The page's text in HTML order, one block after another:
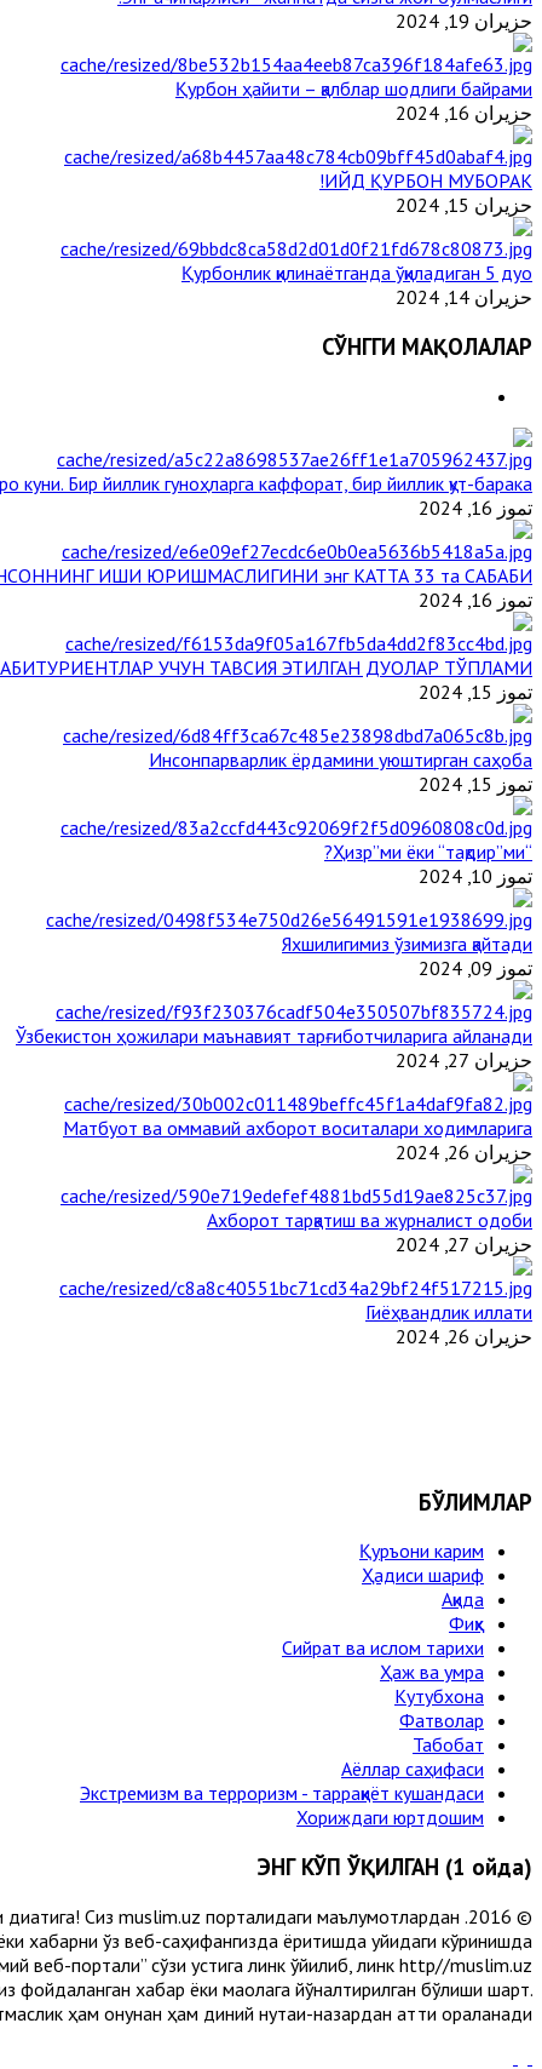
حزيران 19, 2024
Қурбон ҳайити – қалблар шодлиги байрами
حزيران 16, 2024
ИЙД ҚУРБОН МУБОРАК!
حزيران 15, 2024
Қурбонлик қилинаётганда ўқиладиган 5 дуо
حزيران 14, 2024
СЎНГГИ МАҚОЛАЛАР
куни. Бир йиллик гуноҳларга каффорат, бир йиллик қут-барака
تموز 16, 2024
ИШИ ЮРИШМАСЛИГИНИ энг КАТТА 33 та САБАБИ
تموز 16, 2024
АБИТУРИЕНТЛАР УЧУН ТАВСИЯ ЭТИЛГАН ДУОЛАР ТЎПЛАМИ
تموز 15, 2024
Инсонпарварлик ёрдамини уюштирган саҳоба
تموز 15, 2024
“Ҳизр”ми ёки “тақдир”ми?
تموز 10, 2024
Яхшилигимиз ўзимизга қайтади
تموز 09, 2024
Ўзбекистон ҳожилари маънавият тарғиботчиларига айланади
حزيران 27, 2024
Матбуот ва оммавий ахборот воситалари ходимларига
حزيران 26, 2024
Ахборот тарқатиш ва журналист одоби
حزيران 27, 2024
Гиёҳвандлик иллати
حزيران 26, 2024
БЎЛИМЛАР
Қуръони карим
Ҳадиси шариф
Ақида
Фиқҳ
Сийрат ва ислом тарихи
Ҳаж ва умра
Кутубхона
Фатволар
Табобат
Аёллар саҳифаси
Экстремизм ва терроризм - тарраққиёт кушандаси
Хориждаги юртдошим
ЭНГ КЎП ЎҚИЛГАН (1 ойда)
диққатига! Сиз muslim.uz порталидаги маълумотлардан
хабарни ўз веб-саҳифангизда ёритишда қуйидаги кўринишда
веб-портали” сўзи устига линк қўйилиб, линк http//muslim.uz
фойдаланган хабар ёки мақолага йўналтирилган бўлиши шарт.
ҳам қонунан ҳам диний нуқтаи-назардан қаттиқ қораланади.